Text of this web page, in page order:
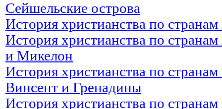
Сейшельские острова
История христианства по
История христианства по
и Микелон
История христианства по
Винсент и Гренадины
История христианства по